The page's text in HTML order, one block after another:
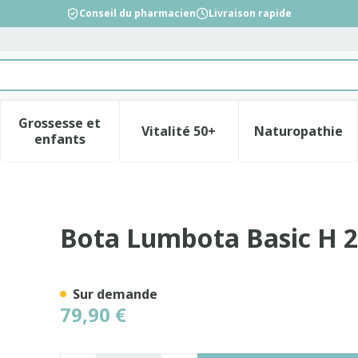
Conseil du pharmacien Livraison rapide
catégorie Beauté, soins et hygiène
sous-menu pour la catégorie Régime, alimentation &
Grossesse et
enfants
Afficher le sous-menu pour la catégorie
Vitalité 50+Afficher le sous-menu pour
Naturopathie
Afficher
Gris Xlarge
Bota Lumbota Basic H
79,90 €
Sur demande